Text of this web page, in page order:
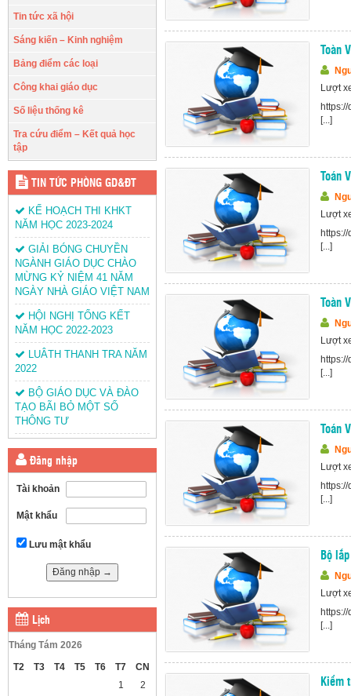
Tin tức xã hội
Sáng kiến – Kinh nghiệm
Bảng điểm các loại
Công khai giáo dục
Số liệu thống kê
Tra cứu điểm – Kết quả học
tập
TIN TỨC PHÒNG GD&ĐT
KẾ HOẠCH THI KHKT
NĂM HỌC 2023-2024
GIẢI BÓNG CHUYỀN
NGÀNH GIÁO DỤC CHÀO
MỪNG KỶ NIỆM 41 NĂM
NGÀY NHÀ GIÁO VIỆT NAM
HỘI NGHỊ TỔNG KẾT
NĂM HỌC 2022-2023
LUÂTH THANH TRA NĂM
2022
BỘ GIÁO DỤC VÀ ĐÀO
TẠO BÃI BỎ MỘT SỐ
THÔNG TƯ
Đăng nhập
Tài khoản
Mật khẩu
Lưu mật khẩu
Lịch
Tháng Tám 2026
T2
T3 T4 T5 T6 T7
CN
1
2
Toàn
Lượt
[...]
Toán
Lượt
[...]
Toàn
Lượt
[...]
Toán
Lượt
[...]
Bộ
Lượt
[...]
Kiểm